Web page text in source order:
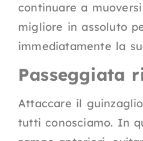
continuare a
migliore in assoluto
immediatamente la
Passeggiata
Attaccare il
tutti conosciamo. In